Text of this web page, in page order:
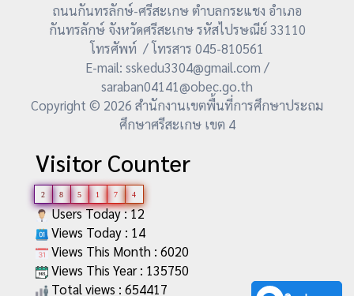
ถนนกันทรลักษ์-ศรีสะเกษ ตำบลกระแชง อำเภอ
กันทรลักษ์ จังหวัดศรีสะเกษ รหัสไปรษณีย์ 33110
โทรศัพท์ / โทรสาร 045-810561
E-mail: sskedu3304@gmail.com /
saraban04141@obec.go.th
Copyright © 2026 สำนักงานเขตพื้นที่การศึกษาประถม
ศึกษาศรีสะเกษ เขต 4
Visitor Counter
2 8 5 1 7 4
Users Today : 12
Views Today : 14
Views This Month : 6020
Views This Year : 135750
Total views : 654417